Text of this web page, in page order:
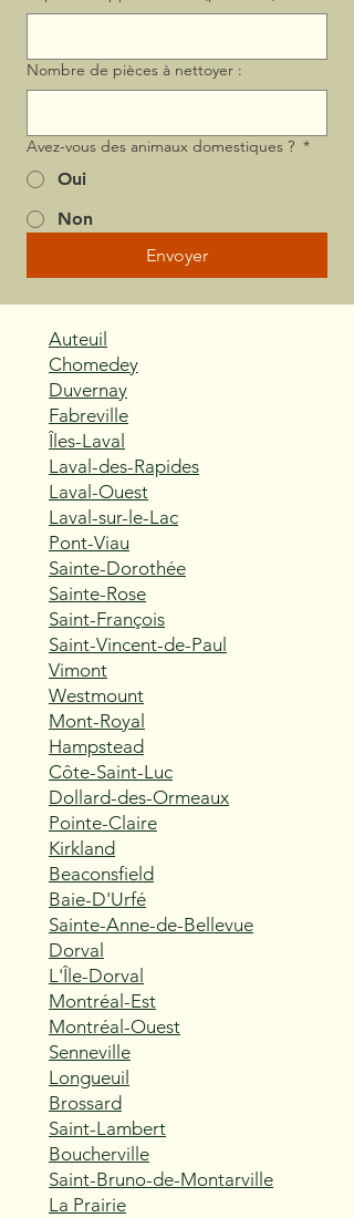
Nombre de pièces à nettoyer :
Avez-vous des animaux domestiques ? *
Oui
Non
Envoyer
Auteuil
Chomedey
Duvernay
Fabreville
Îles-Laval
Laval-des-Rapides
Laval-Ouest
Laval-sur-le-Lac
Pont-Viau
Sainte-Dorothée
Sainte-Rose
Saint-François
Saint-Vincent-de-Paul
Vimont
Westmount
Mont-Royal
Hampstead
Côte-Saint-Luc
Dollard-des-Ormeaux
Pointe-Claire
Kirkland
Beaconsfield
Baie-D'Urfé
Sainte-Anne-de-Bellevue
Dorval
L'Île-Dorval
Montréal-Est
Montréal-Ouest
Senneville
Longueuil
Brossard
Saint-Lambert
Boucherville
Saint-Bruno-de-Montarville
La Prairie